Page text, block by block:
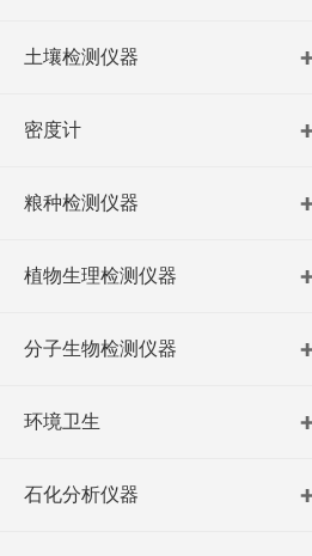
土壤检测仪器
密度计
粮种检测仪器
植物生理检测仪器
分子生物检测仪器
环境卫生
石化分析仪器